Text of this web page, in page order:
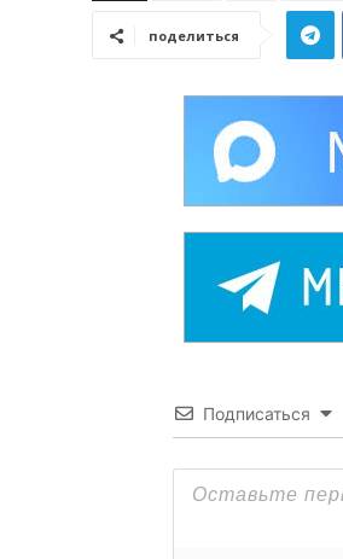
поделиться
Подписаться